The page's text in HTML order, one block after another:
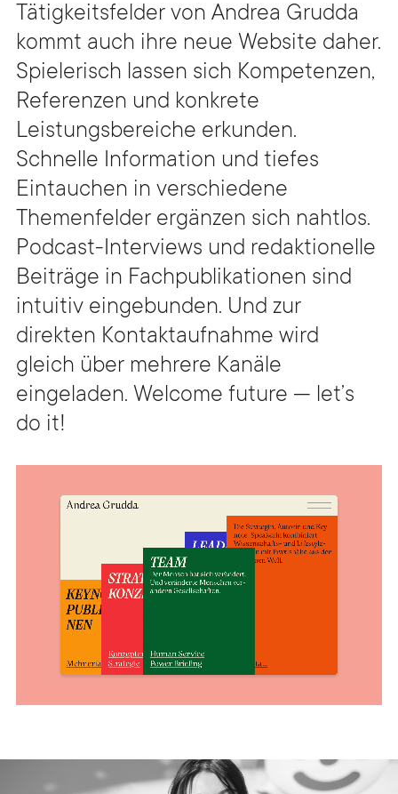
Tätigkeitsfelder von Andrea Grudda
kommt auch ihre neue Website daher.
Spielerisch lassen sich Kompetenzen,
Referenzen und konkrete
Leistungsbereiche erkunden.
Schnelle Information und tiefes
Eintauchen in verschiedene
Themenfelder ergänzen sich nahtlos.
Podcast-Interviews und redaktionelle
Beiträge in Fachpublikationen sind
intuitiv eingebunden. Und zur
direkten Kontaktaufnahme wird
gleich über mehrere Kanäle
eingeladen. Welcome future — let’s
do it!